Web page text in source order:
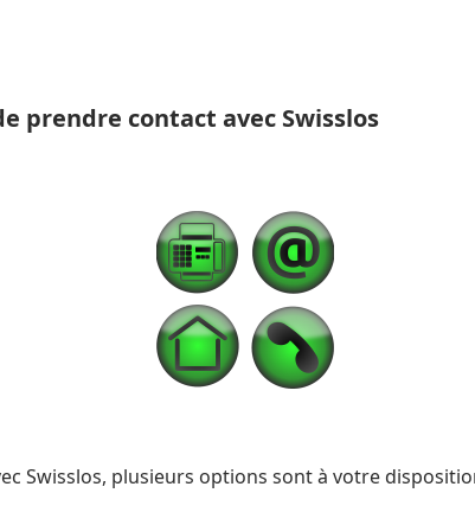
prendre contact avec Swisslos
Swisslos, plusieurs options sont à votre